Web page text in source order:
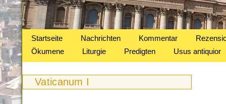
Startseite Nachrichten Kommentar
Ökumene
Liturgie Predigten Usus antiquior
Vaticanum I